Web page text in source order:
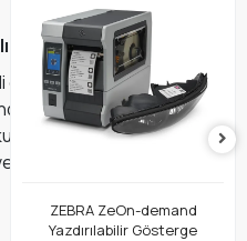
Nakliye Göstergeleri
göstergeleri, yüksek ısı
zarar görebilecek
tespit eden ve
FREEZEmarker donma
ZEBRA ZeOn-demand
Yazdırılabilir Gösterge